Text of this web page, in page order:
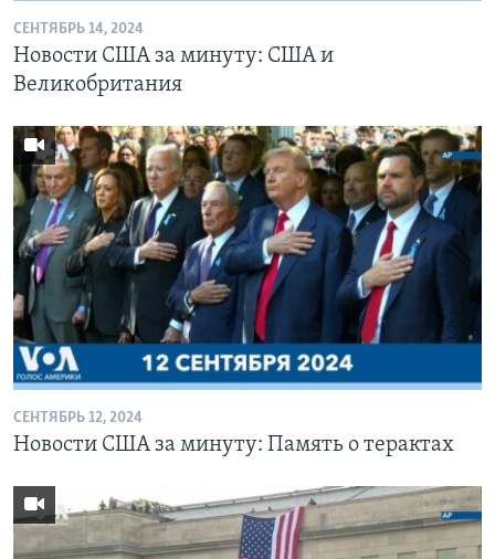
СЕНТЯБРЬ 14, 2024
Новости США за минуту: США и
Великобритания
СЕНТЯБРЬ 12, 2024
Новости США за минуту: Память о терактах